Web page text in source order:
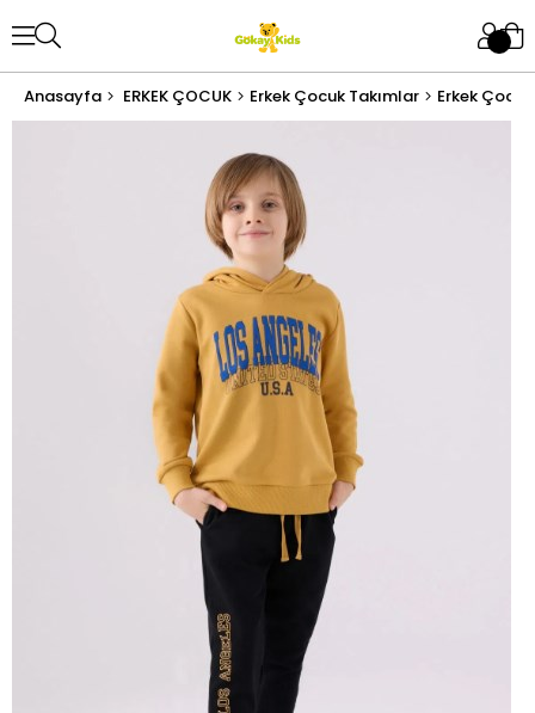
Anasayfa ERKEK ÇOCUK Erkek Çocuk Takımlar Erkek